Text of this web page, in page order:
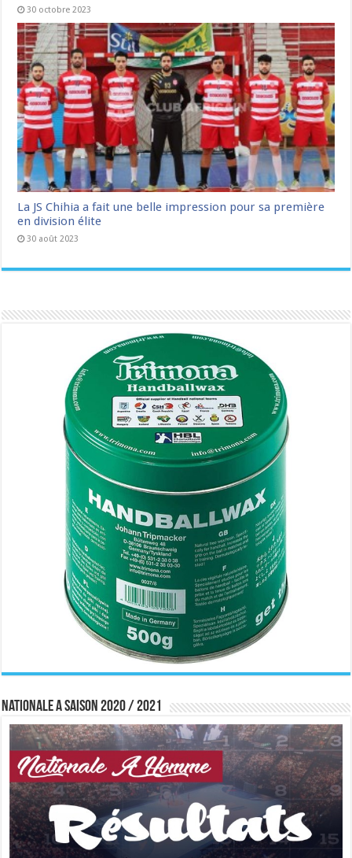
30 octobre 2023
La JS Chihia a fait une belle impression pour sa première
en division élite
30 août 2023
Nationale A saison 2020 / 2021